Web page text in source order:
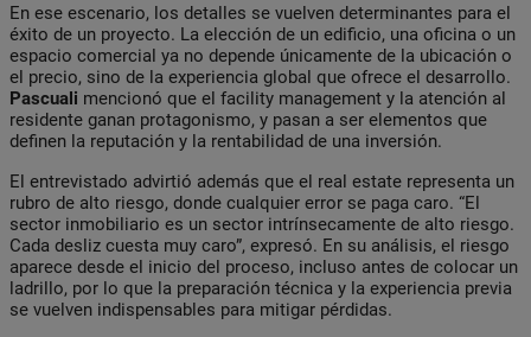
En ese escenario, los detalles se vuelven determinantes para el
éxito de un proyecto. La elección de un edificio, una oficina o un
espacio comercial ya no depende únicamente de la ubicación o
el precio, sino de la experiencia global que ofrece el desarrollo.
Pascuali mencionó que el facility management y la atención al
residente ganan protagonismo, y pasan a ser elementos que
definen la reputación y la rentabilidad de una inversión.
El entrevistado advirtió además que el real estate representa un
rubro de alto riesgo, donde cualquier error se paga caro. “El
sector inmobiliario es un sector intrínsecamente de alto riesgo.
Cada desliz cuesta muy caro”, expresó. En su análisis, el riesgo
aparece desde el inicio del proceso, incluso antes de colocar un
ladrillo, por lo que la preparación técnica y la experiencia previa
se vuelven indispensables para mitigar pérdidas.